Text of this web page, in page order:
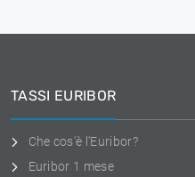
TASSI EURIBOR
Che cos'è l'Euribor?
Euribor 1 mese